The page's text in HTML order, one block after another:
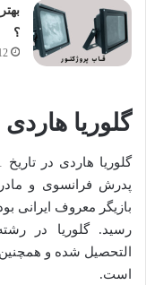
؟
12 آبان
گلوریا هاردی
پدرش فرانسوی و
بازیگر معروف ایرانی
رسید. گلوریا در
‌التحصیل شده و همچنین
است.